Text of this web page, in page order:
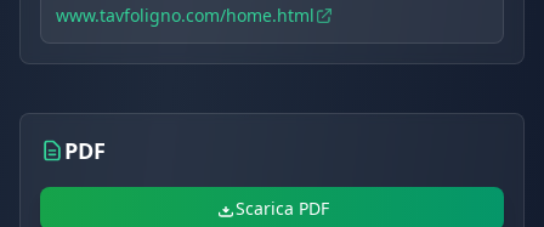
Logistica e comfort:
aeroporti, assistenza doganale per i viaggiatori
hotel locali.
www.tavfoligno.com/home.html
PDF
Scarica PDF